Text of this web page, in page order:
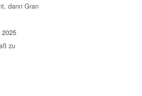
dann Gran
2025
zu